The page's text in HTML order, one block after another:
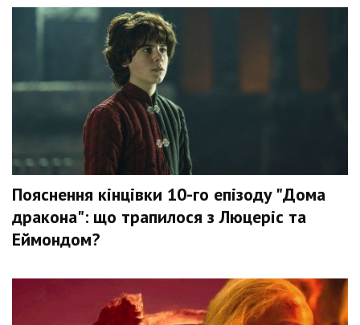
Пояснення кінцівки 10-го епізоду "Дома
дракона": що трапилося з Люцеріс та
Еймондом?